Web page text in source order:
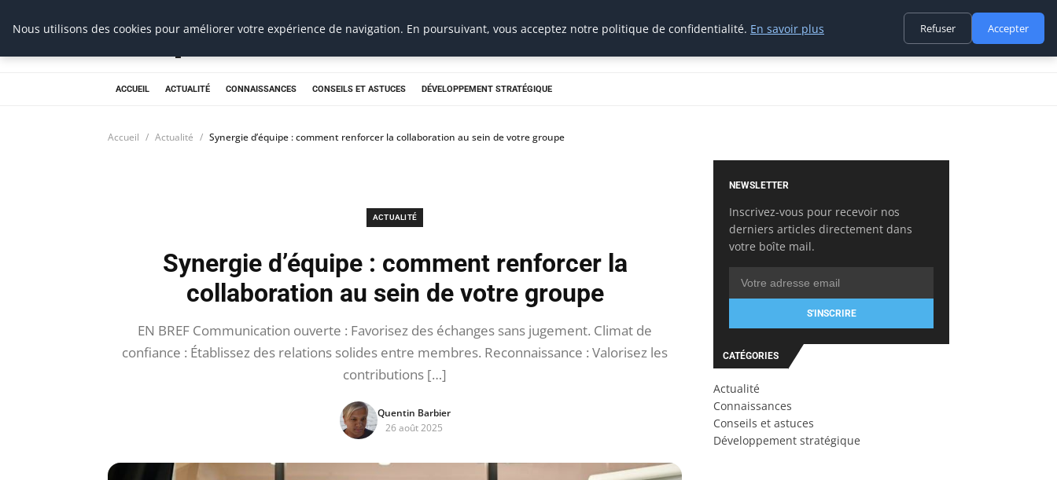
Prospection Pro
ACCUEIL ACTUALITÉ CONNAISSANCES CONSEILS ET ASTUCES DÉVELOPPEMENT STRATÉGIQUE
Accueil Actualité Synergie d’équipe : comment renforcer la collaboration au sein de votre groupe
ACTUALITÉ
Synergie d’équipe : comment renforcer la
collaboration au sein de votre groupe
EN BREF Communication ouverte : Favorisez des échanges sans jugement. Climat de
confiance : Établissez des relations solides entre membres. Reconnaissance : Valorisez les
contributions […]
Quentin Barbier
26 août 2025
NEWSLETTER
Inscrivez-vous pour recevoir nos
derniers articles directement dans
votre boîte mail.
S'INSCRIRE
CATÉGORIES
Actualité
Connaissances
Conseils et astuces
Développement stratégique
Nous utilisons des cookies pour améliorer votre expérience de navigation. En poursuivant, vous acceptez notre politique de confidentialité. En savoir plus Refuser Accepter